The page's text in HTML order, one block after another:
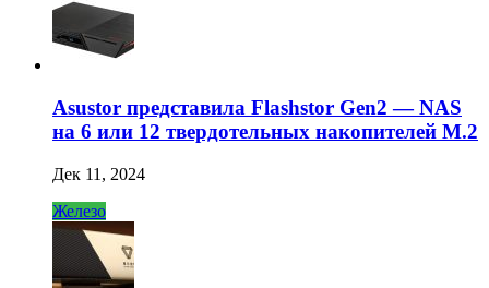
Asustor представила Flashstor Gen2 — NAS
на 6 или 12 твердотельных накопителей M.2
Дек 11, 2024
Железо